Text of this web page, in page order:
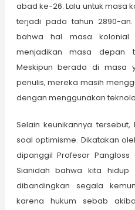
abad ke-26. Lalu untuk masa
terjadi pada tahun 2890-
bahwa hal masa
menjadikan masa depan
Meskipun berada di masa
penulis, mereka masih
dengan menggunakan
Selain keunikannya
soal optimisme. Dikatakan
dipanggil Profesor
Sianidah bahwa kita
dibandingkan segala
karena hukum sebab